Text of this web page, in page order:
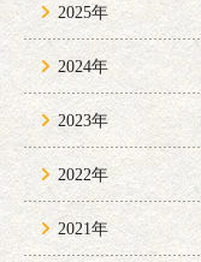
2025年
2024年
2023年
2022年
2021年